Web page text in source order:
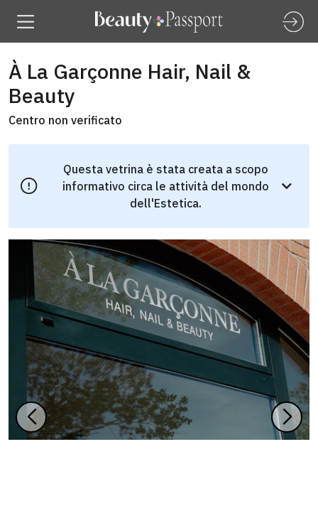
À La Garçonne Hair, Nail &
Beauty
Centro non verificato
Questa vetrina è stata creata a scopo
informativo circa le attività del mondo
dell'Estetica.